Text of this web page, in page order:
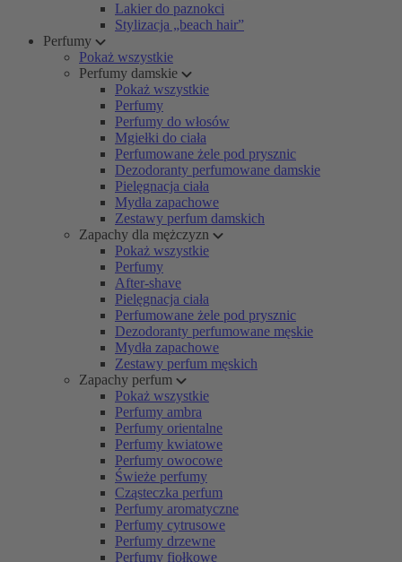
Lakier do paznokci
Stylizacja „beach hair”
Perfumy
Pokaż wszystkie
Perfumy damskie
Pokaż wszystkie
Perfumy
Perfumy do włosów
Mgiełki do ciała
Perfumowane żele pod prysznic
Dezodoranty perfumowane damskie
Pielęgnacja ciała
Mydła zapachowe
Zestawy perfum damskich
Zapachy dla mężczyzn
Pokaż wszystkie
Perfumy
After-shave
Pielęgnacja ciała
Perfumowane żele pod prysznic
Dezodoranty perfumowane męskie
Mydła zapachowe
Zestawy perfum męskich
Zapachy perfum
Pokaż wszystkie
Perfumy ambra
Perfumy orientalne
Perfumy kwiatowe
Perfumy owocowe
Świeże perfumy
Cząsteczka perfum
Perfumy aromatyczne
Perfumy cytrusowe
Perfumy drzewne
Perfumy fiołkowe